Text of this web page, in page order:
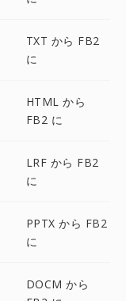
TXT から FB2
に
HTML から
FB2 に
LRF から FB2
に
PPTX から FB2
に
DOCM から